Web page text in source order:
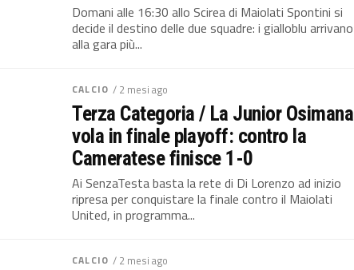
Domani alle 16:30 allo Scirea di Maiolati Spontini si
decide il destino delle due squadre: i gialloblu arrivano
alla gara più...
CALCIO / 2 mesi ago
Terza Categoria / La Junior Osimana
vola in finale playoff: contro la
Cameratese finisce 1-0
Ai SenzaTesta basta la rete di Di Lorenzo ad inizio
ripresa per conquistare la finale contro il Maiolati
United, in programma...
CALCIO / 2 mesi ago